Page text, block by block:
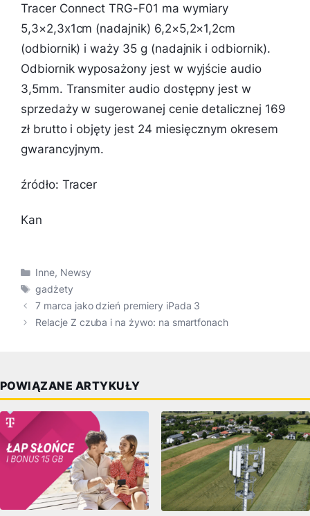
Tracer Connect TRG-F01 ma wymiary
5,3×2,3x1cm (nadajnik) 6,2×5,2×1,2cm
(odbiornik) i waży 35 g (nadajnik i odbiornik).
Odbiornik wyposażony jest w wyjście audio
3,5mm. Transmiter audio dostępny jest w
sprzedaży w sugerowanej cenie detalicznej 169
zł brutto i objęty jest 24 miesięcznym okresem
gwarancyjnym.
źródło: Tracer
Kan
Kategorie
Inne, Newsy
Tagi
gadżety
7 marca jako dzień premiery iPada 3
Relacje Z czuba i na żywo: na smartfonach
POWIĄZANE ARTYKUŁY